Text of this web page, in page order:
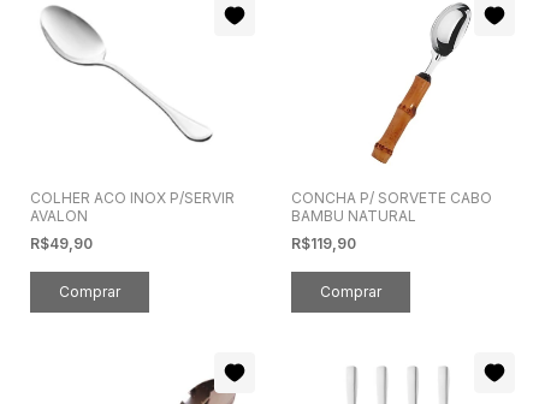
COLHER ACO INOX P/SERVIR
AVALON
R$49,90
CONCHA P/ SORVETE CABO
BAMBU NATURAL
R$119,90